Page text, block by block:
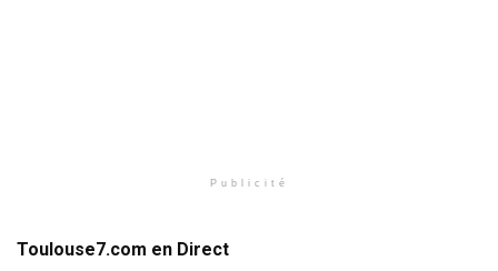
Publicité
Toulouse7.com en Direct